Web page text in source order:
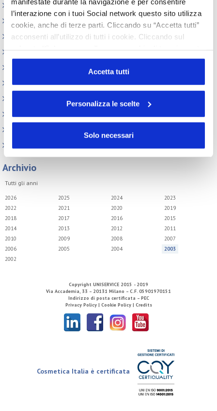
l’interazione con i tuoi Social network questo sito utilizza
cookie, anche di terze parti. Cliccando su “Accetta tutti”
acconsenti all’utilizzo di tutti i cookie. Cliccando sul
o profilazione viene utilizzato. Cliccando su
“Personalizza le scelte” è possibile esprimere la propria
volontà in relazione a ciascuna categoria di cookie del
Accetta tutti
Personalizza le scelte
Solo necessari
Assemblea
Convegno tecnico internazionale
Cosmoprof
Information Day
Beauty Report
Eventi Speciali
Archivio
Tutti gli anni
2026 2025 2024
2023
2022
2021 2020
2019
2018
2017 2016
2015
2014
2013 2012
2011
2010
2009 2008
2007
2006
2005 2004
2003
2002
Copyright UNISERVICE 2015 - 2019
Via Accademia, 33 – 20131 Milano – C.F. 05901970151
Indirizzo di posta certificata – PEC
Privacy Policy | Cookie Policy | Credits
Cosmetica Italia è certificata